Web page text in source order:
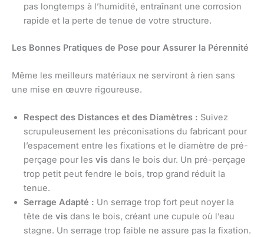
pas longtemps à l’humidité, entraînant une corrosion
rapide et la perte de tenue de votre structure.
Les Bonnes Pratiques de Pose pour Assurer la Pérennité
Même les meilleurs matériaux ne serviront à rien sans
une mise en œuvre rigoureuse.
Respect des Distances et des Diamètres : Suivez
scrupuleusement les préconisations du fabricant pour
l’espacement entre les fixations et le diamètre de pré-
perçage pour les vis dans le bois dur. Un pré-perçage
trop petit peut fendre le bois, trop grand réduit la
tenue.
Serrage Adapté : Un serrage trop fort peut noyer la
tête de vis dans le bois, créant une cupule où l’eau
stagne. Un serrage trop faible ne assure pas la fixation.